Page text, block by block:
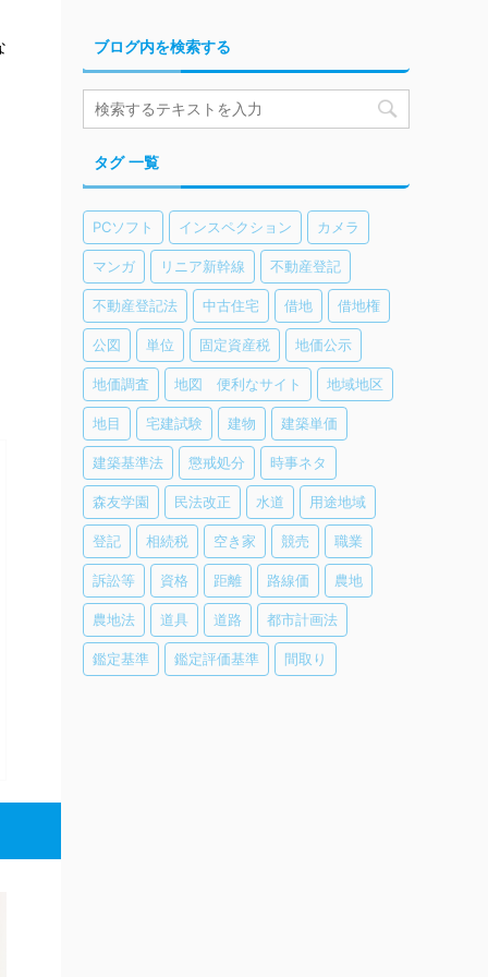
ブログ内を検索する
タグ 一覧
PCソフト インスペクション カメラ
マンガ リニア新幹線 不動産登記
不動産登記法 中古住宅 借地 借地権
公図 単位 固定資産税 地価公示
地価調査 地図 便利なサイト 地域地区
地目 宅建試験 建物 建築単価
建築基準法 懲戒処分 時事ネタ
森友学園 民法改正 水道 用途地域
登記 相続税 空き家 競売 職業
訴訟等 資格 距離 路線価 農地
農地法 道具 道路 都市計画法
鑑定基準 鑑定評価基準 間取り